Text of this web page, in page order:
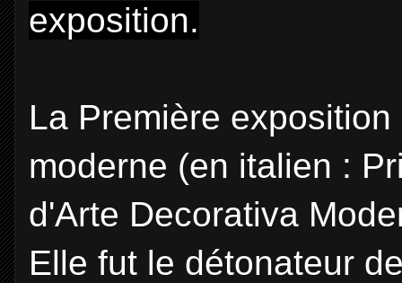
exposition.
La Première
moderne (en italien :
d'Arte Decorativa
Elle fut le détonateur